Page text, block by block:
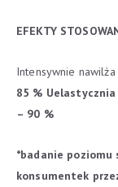
EFEKTY
Intensywnie
85 % Uelastycznia
– 90 %
*badanie poziomu
konsumentek